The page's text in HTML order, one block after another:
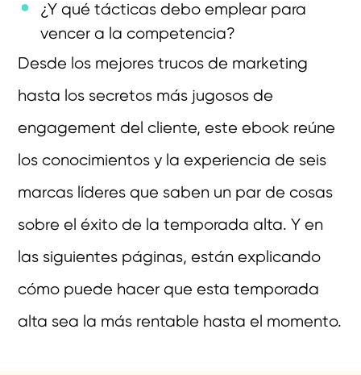
¿Y qué tácticas debo emplear para
vencer a la competencia?
Desde los mejores trucos de marketing
hasta los secretos más jugosos de
engagement del cliente, este ebook reúne
los conocimientos y la experiencia de seis
marcas líderes que saben un par de cosas
sobre el éxito de la temporada alta. Y en
las siguientes páginas, están explicando
cómo puede hacer que esta temporada
alta sea la más rentable hasta el momento.